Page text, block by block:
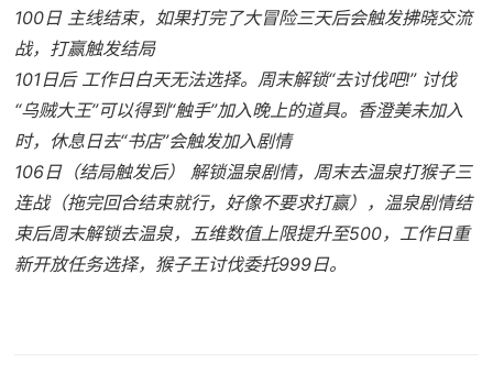
100日 主线结束，如果打完了大冒险三天后会触发拂晓交流
战，打赢触发结局
101日后 工作日白天无法选择。周末解锁“去讨伐吧!” 讨伐
“乌贼大王”可以得到“触手”加入晚上的道具。香澄美未加入
时，休息日去“书店”会触发加入剧情
106日（结局触发后） 解锁温泉剧情，周末去温泉打猴子三
连战（拖完回合结束就行，好像不要求打赢），温泉剧情结
束后周末解锁去温泉，五维数值上限提升至500，工作日重
新开放任务选择，猴子王讨伐委托999日。